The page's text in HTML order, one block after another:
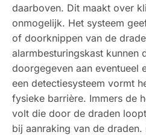
daarboven. Dit maakt over
onmogelijk. Het systeem
of doorknippen van de
alarmbesturingskast kunnen
doorgegeven aan eventueel
een detectiesysteem vormt
fysieke barrière. Immers de
volt die door de draden
bij aanraking van de